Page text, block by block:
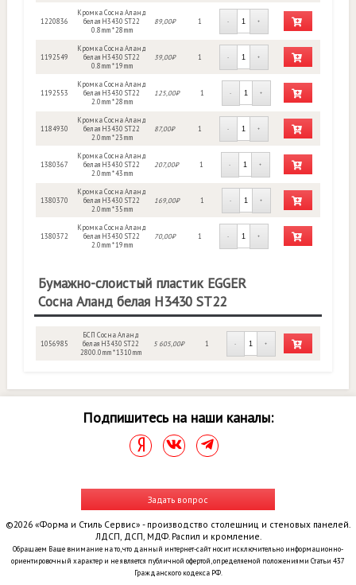
1220836
Кромка Сосна Аланд
белая H3430 ST22
0.8mm * 28mm
89,00₽ 1 - +
1192549
Кромка Сосна Аланд
белая H3430 ST22
0.8mm * 19mm
39,00₽ 1 - +
1192553
Кромка Сосна Аланд
белая H3430 ST22
2.0mm * 28mm
125,00₽ 1 - +
1184930
Кромка Сосна Аланд
белая H3430 ST22
2.0mm * 23mm
87,00₽ 1 - +
1380367
Кромка Сосна Аланд
белая H3430 ST22
2.0mm * 43mm
207,00₽ 1 - +
1380370
Кромка Сосна Аланд
белая H3430 ST22
2.0mm * 35mm
169,00₽ 1 - +
1380372
Кромка Сосна Аланд
белая H3430 ST22
2.0mm * 19mm
70,00₽ 1 - +
Бумажно-слоистый пластик EGGER
Сосна Аланд белая H3430 ST22
1056985
БСП Сосна Аланд
белая H3430 ST22
2800.0mm * 1310mm
5 605,00₽ 1 - +
Подпишитесь на наши каналы:
Задать вопрос
©2026 «Форма и Стиль Сервис» - производство столешниц и стеновых панелей.
ЛДСП, ДСП, МДФ. Распил и кромление.
Обращаем Ваше внимание на то, что данный интернет-сайт носит исключительно информационно-
ориентировочный характер и не является публичной офертой, определяемой положениями Статьи 437
Гражданского кодекса РФ.